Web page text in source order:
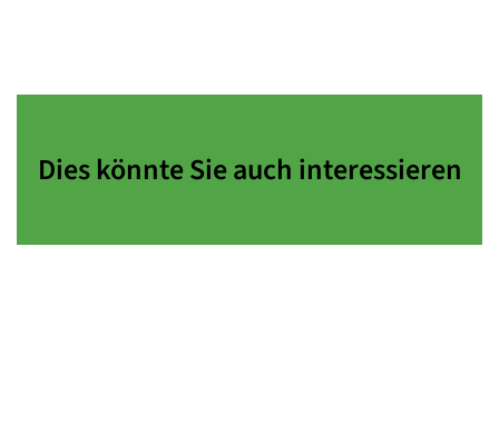
Dies könnte Sie auch interessieren